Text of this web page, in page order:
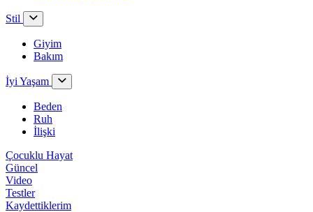
Stil
Giyim
Bakım
İyi Yaşam
Beden
Ruh
İlişki
Çocuklu Hayat
Güncel
Video
Testler
Kaydettiklerim